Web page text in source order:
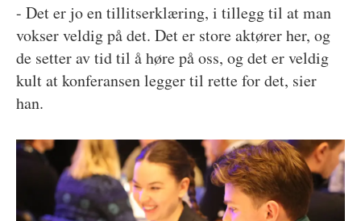
- Det er jo en tillitserklæring, i tillegg til at man
vokser veldig på det. Det er store aktører her, og
de setter av tid til å høre på oss, og det er veldig
kult at konferansen legger til rette for det, sier
han.